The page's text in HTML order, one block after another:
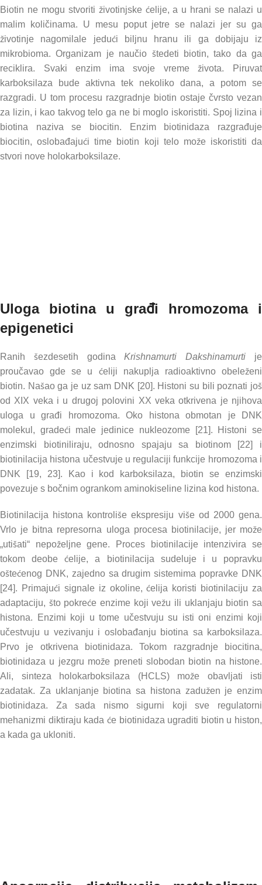
Biotin ne mogu stvoriti životinjske ćelije, a u hrani se nalazi u
malim količinama. U mesu poput jetre se nalazi jer su ga
životinje nagomilale jedući biljnu hranu ili ga dobijaju iz
mikrobioma. Organizam je naučio štedeti biotin, tako da ga
reciklira. Svaki enzim ima svoje vreme života. Piruvat
karboksilaza bude aktivna tek nekoliko dana, a potom se
razgradi. U tom procesu razgradnje biotin ostaje čvrsto vezan
za lizin, i kao takvog telo ga ne bi moglo iskoristiti. Spoj lizina i
biotina naziva se biocitin. Enzim biotinidaza razgrađuje
biocitin, oslobađajući time biotin koji telo može iskoristiti da
stvori nove holokarboksilaze.
Uloga biotina u građi hromozoma i
epigenetici
Ranih šezdesetih godinaKrishnamurti Dakshinamurti je
proučavao gde se u ćeliji nakuplja radioaktivno obeleženi
biotin. Našao ga je uz sam DNK [20]. Histoni su bili poznati još
od XIX veka i u drugoj polovini XX veka otkrivena je njihova
uloga u građi hromozoma. Oko histona obmotan je DNK
molekul, gradeći male jedinice nukleozome [21]. Histoni se
enzimski biotiniliraju, odnosno spajaju sa biotinom [22] i
biotinilacija histona učestvuje u regulaciji funkcije hromozoma i
DNK [19, 23]. Kao i kod karboksilaza, biotin se enzimski
povezuje s bočnim ogrankom aminokiseline lizina kod histona.
Biotinilacija histona kontroliše ekspresiju više od 2000 gena.
Vrlo je bitna represorna uloga procesa biotinilacije, jer može
„utišati“ nepoželjne gene. Proces biotinilacije intenzivira se
tokom deobe ćelije, a biotinilacija sudeluje i u popravku
oštećenog DNK, zajedno sa drugim sistemima popravke DNK
[24]. Primajući signale iz okoline, ćelija koristi biotinilaciju za
adaptaciju, što pokreće enzime koji vežu ili uklanjaju biotin sa
histona. Enzimi koji u tome učestvuju su isti oni enzimi koji
učestvuju u vezivanju i oslobađanju biotina sa karboksilaza.
Prvo je otkrivena biotinidaza. Tokom razgradnje biocitina,
biotinidaza u jezgru može preneti slobodan biotin na histone.
Ali, sinteza holokarboksilaza (HCLS) može obavljati isti
zadatak. Za uklanjanje biotina sa histona zadužen je enzim
biotinidaza. Za sada nismo sigurni koji sve regulatorni
mehanizmi diktiraju kada će biotinidaza ugraditi biotin u histon,
a kada ga ukloniti.